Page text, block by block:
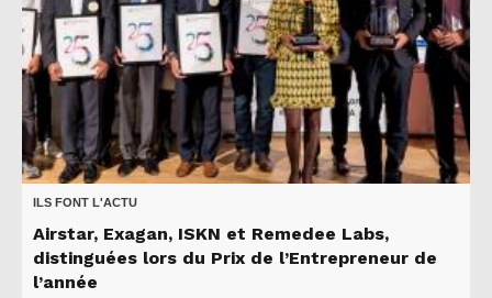
ILS FONT L'ACTU
Airstar, Exagan, ISKN et Remedee Labs,
distinguées lors du Prix de l’Entrepreneur de
l’année